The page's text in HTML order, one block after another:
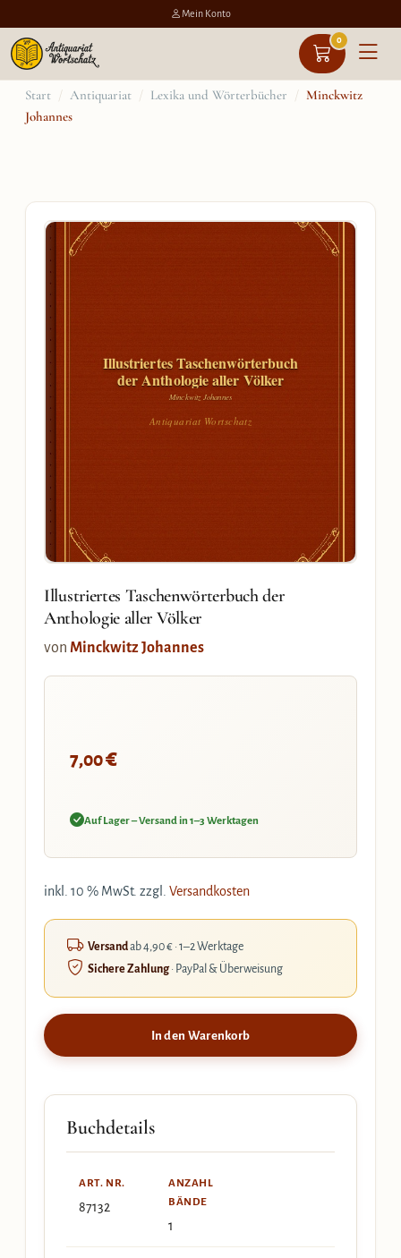
Mein Konto
0
Zum
Inhalt
Start / Antiquariat / Lexika und Wörterbücher / Minckwitz
Johannes
Illustriertes Taschenwörterbuch
der Anthologie aller Völker
Minckwitz Johannes
Antiquariat Wortschatz
Illustriertes Taschenwörterbuch der
Anthologie aller Völker
von Minckwitz Johannes
7,00€
Auf Lager – Versand in 1–3 Werktagen
inkl. 10 % MwSt. zzgl. Versandkosten
Versandab 4,90 € · 1–2 Werktage
Sichere Zahlung· PayPal & Überweisung
In den Warenkorb
Buchdetails
ART. NR.
87132
ANZAHL
BÄNDE
1